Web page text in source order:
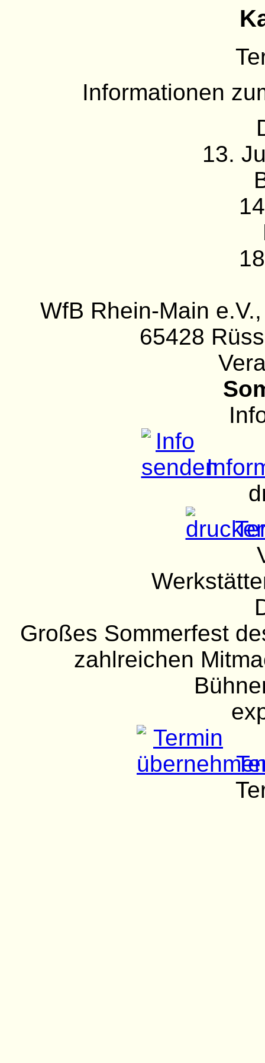
Informationen
13.
WfB Rhein-Main
65428
Großes Sommerfest
zahlreichen